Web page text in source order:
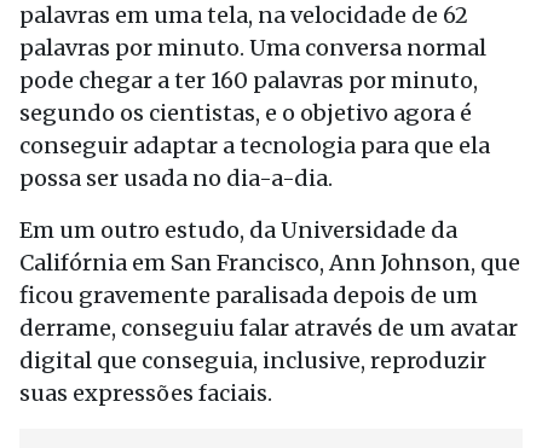
palavras em uma tela, na velocidade de 62
palavras por minuto. Uma conversa normal
pode chegar a ter 160 palavras por minuto,
segundo os cientistas, e o objetivo agora é
conseguir adaptar a tecnologia para que ela
possa ser usada no dia-a-dia.
Em um outro estudo, da Universidade da
Califórnia em San Francisco, Ann Johnson, que
ficou gravemente paralisada depois de um
derrame, conseguiu falar através de um avatar
digital que conseguia, inclusive, reproduzir
suas expressões faciais.